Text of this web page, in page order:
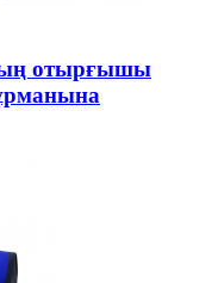
отырғышы